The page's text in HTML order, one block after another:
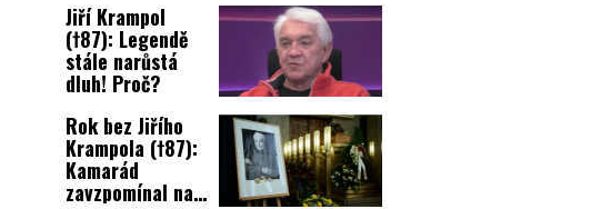
Jiří Krampol
(†87): Legendě
stále narůstá
dluh! Proč?
Rok bez Jiřího
Krampola (†87):
Kamarád
zavzpomínal na